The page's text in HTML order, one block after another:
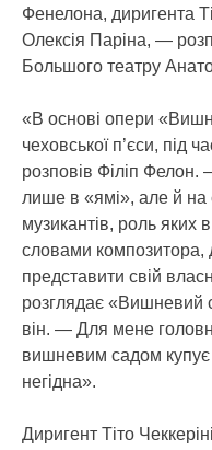
Фенелона, диригента
Олексія Паріна, —
Большого театру
«В основі опери
чеховської п’єси, під
розповів Філіп Фелон.
лише в «ямі», але й на
музикантів, роль яких
словами композитора,
представити свій
розглядає «Вишневий
він. — Для мене
вишневим садом
негідна».
Диригент Тіто